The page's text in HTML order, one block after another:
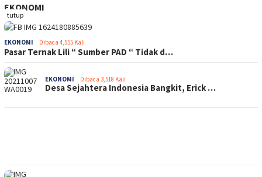
EKONOMI
EKONOMI Dibaca 4,555 Kali
Pasar Ternak Lili “ Sumber PAD “ Tidak d…
EKONOMI Dibaca 3,518 Kali
Desa Sejahtera Indonesia Bangkit, Erick …
tutup